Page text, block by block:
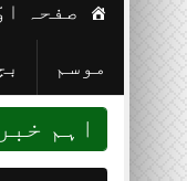
صفحہ
موسم
اہم
کشمیری عوام کی ہر ممکن